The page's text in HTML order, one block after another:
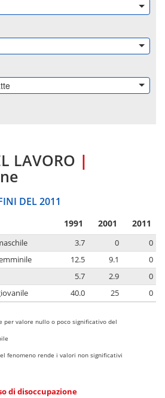
LAVORO |
DEL 2011
1991 2001 2011
3.7 0
0
12.5 9.1
0
5.7 2.9
0
40.0 25 0
per valore nullo o poco significativo del
fenomeno rende i valori non significativi
di disoccupazione